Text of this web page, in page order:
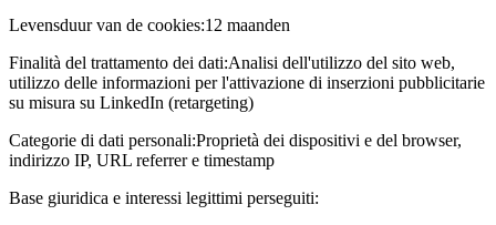
Levensduur van de cookies:12 maanden
Finalità del trattamento dei dati:Analisi dell'utilizzo del sito web,
utilizzo delle informazioni per l'attivazione di inserzioni pubblicitarie
su misura su LinkedIn (retargeting)
Categorie di dati personali:Proprietà dei dispositivi e del browser,
indirizzo IP, URL referrer e timestamp
Base giuridica e interessi legittimi perseguiti: